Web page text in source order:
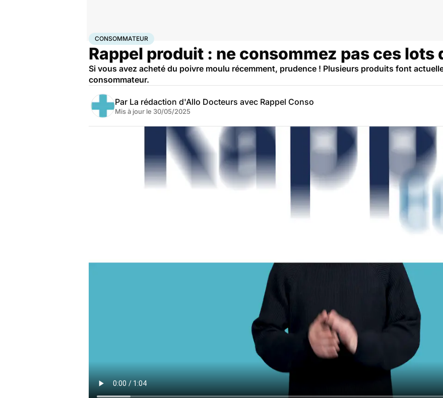
AccueilSantéConsommateur
CONSOMMATEUR
Rappel produit : ne consommez pas ces lots
Si vous avez acheté du poivre moulu récemment, prudence ! Plusieurs produits font
consommateur.
Par La rédaction d'Allo Docteurs avec Rappel Conso
Mis à jour le 30/05/2025